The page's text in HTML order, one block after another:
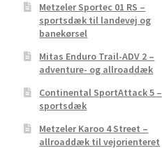
Metzeler Sportec 01 RS –
sportsdæk til landevej og
banekørsel
Mitas Enduro Trail-ADV 2 –
adventure- og allroaddæk
Continental SportAttack 5 –
sportsdæk
Metzeler Karoo 4 Street –
allroaddæk til vejorienteret